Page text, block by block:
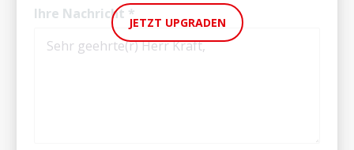
JETZT UPGRADEN
Ihre Nachricht *